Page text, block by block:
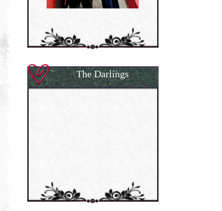
The Darlings